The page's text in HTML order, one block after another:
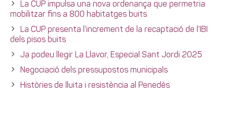
La CUP impulsa una nova ordenança que permetria
mobilitzar fins a 800 habitatges buits
La CUP presenta l’increment de la recaptació de l’IBI
dels pisos buits
Ja podeu llegir La Llavor, Especial Sant Jordi 2025
Negociació dels pressupostos municipals
Històries de lluita i resistència al Penedès